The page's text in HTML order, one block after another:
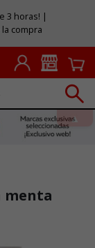
3 horas! |
compra
menta